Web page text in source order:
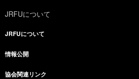
JRFUについて
JRFUについて
情報公開
協会関連リンク